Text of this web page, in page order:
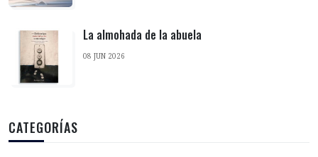
La almohada de la abuela
08 JUN 2026
CATEGORÍAS